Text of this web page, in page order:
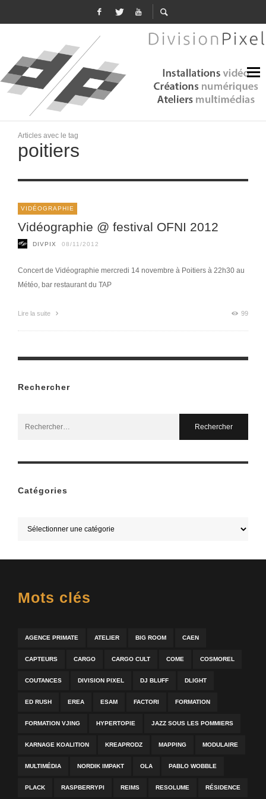
Articles avec le tag
poitiers
VIDÉOGRAPHIE
Vidéographie @ festival OFNI 2012
DIVPIX 08/11/2012
Concert de Vidéographie mercredi 14 novembre à Poitiers à 22h30 au
Météo, bar restaurant du TAP
Lire la suite 99
Rechercher
Catégories
Mots clés
AGENCE PRIMATE ATELIER BIG ROOM CAEN
CAPTEURS CARGO CARGO CULT COME COSMOREL
COUTANCES DIVISION PIXEL DJ BLUFF DLIGHT
ED RUSH EREA ESAM FACTORI FORMATION
FORMATION VJING HYPERTOPIE JAZZ SOUS LES POMMIERS
KARNAGE KOALITION KREAPRODZ MAPPING MODULAIRE
MULTIMÉDIA NORDIK IMPAKT OLA PABLO WOBBLE
PLACK RASPBERRYPI REIMS RESOLUME RÉSIDENCE